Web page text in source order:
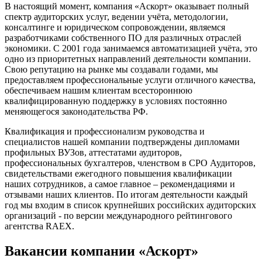
В настоящий момент, компания «Аскорт» оказывает полный
спектр аудиторских услуг, ведении учёта, методологии,
консалтинге и юридическом сопровождении, являемся
разработчиками собственного ПО для различных отраслей
экономики. С 2001 года занимаемся автоматизацией учёта, это
одно из приоритетных направлений деятельности компании.
Свою репутацию на рынке мы создавали годами, мы
предоставляем профессиональные услуги отличного качества,
обеспечиваем нашим клиентам всестороннюю
квалифицированную поддержку в условиях постоянно
меняющегося законодательства РФ.
Квалификация и профессионализм руководства и
специалистов нашей компании подтверждены дипломами
профильных ВУЗов, аттестатами аудиторов,
профессиональных бухгалтеров, членством в СРО Аудиторов,
свидетельствами ежегодного повышения квалификации
наших сотрудников, а самое главное – рекомендациями и
отзывами наших клиентов. По итогам деятельности каждый
год мы входим в список крупнейших российских аудиторских
организаций - по версии международного рейтингового
агентства RAEX.
Вакансии компании «Аскорт»